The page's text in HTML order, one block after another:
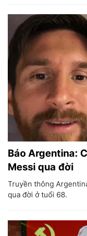
Báo Argentina:
Messi qua đời
Truyền thông
qua đời ở tuổi 68.